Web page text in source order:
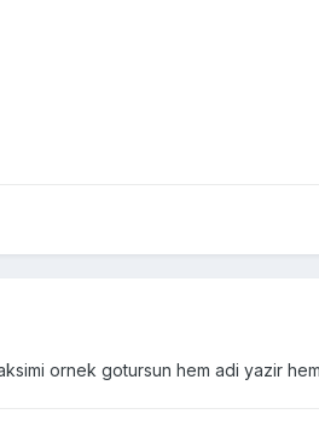
ornek gotursun hem adi yazir